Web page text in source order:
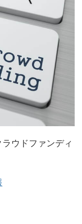
ウドファンディ